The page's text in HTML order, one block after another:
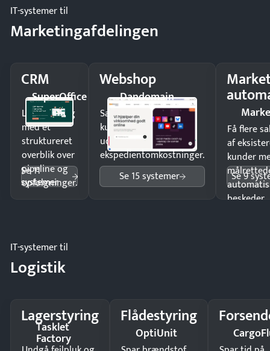
IT-systemer til
Marketingafdelingen
CRM
SuperOffice
Luk flere salg
med et
struktureret
overblik over
pipeline og
opfølgninger.
Se 11
systemer
Webshop
Dandomain
Sælg produkter 24/7 til
kunder i hele landet
uden
ekspedientomkostninger.
Se 15 systemer
Få flere
af
kunder
beskeder.
Se 9
IT-systemer til
Logistik
Lagerstyring
Tasklet
Factory
Flådestyring
OptiUnit